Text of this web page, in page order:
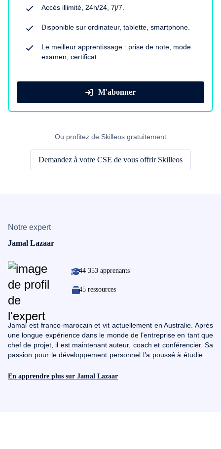
Accès illimité, 24h/24, 7j/7.
Disponible sur ordinateur, tablette, smartphone.
Le meilleur apprentissage : prise de note, mode
examen, certificat...
M'abonner
Ou profitez de Skilleos gratuitement
Demandez à votre CSE de vous offrir Skilleos
Notre expert
Jamal Lazaar
44 353 apprenants
45 ressources
Jamal est franco-marocain et vit actuellement en Australie. Après
une longue expérience dans le monde de l’entreprise en tant que
chef de projet, il est maintenant auteur, coach et conférencier. Sa
passion pour le développement personnel l’a poussé à étudier la
Aujourd’hui, il est coach certifié en PNL, en hypnose et Time Line
En apprendre plus sur Jamal Lazaar